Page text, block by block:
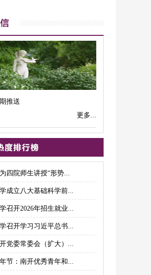
推送
更多...
四院师生讲授“形势...
成立八大基础科学前...
召开2026年招生就业...
召开学习习近平总书...
党委常委会（扩大）...
节：南开优秀青年和...